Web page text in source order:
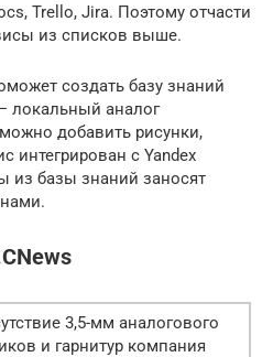
Trello, Jira. Поэтому отчасти
из списков выше.
создать базу знаний
локальный аналог
добавить рисунки,
интегрирован с Yandex
из базы знаний заносят
3,5-мм аналогового
и гарнитур компания